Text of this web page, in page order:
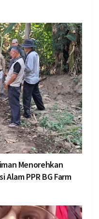
Menorehkan
PPR BG Farm